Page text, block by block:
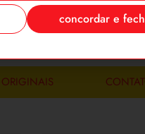
meus pedidos
concordar e